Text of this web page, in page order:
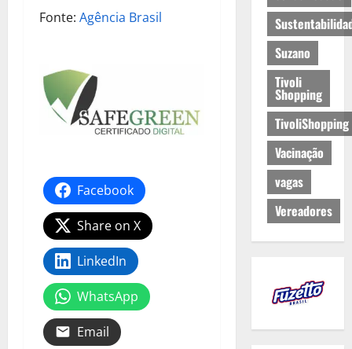
Fonte: Agência Brasil
Facebook
Share on X
LinkedIn
WhatsApp
Email
Suzano
Tivoli
Shopping
TivoliShopping
Vacinação
vagas
Vereadores